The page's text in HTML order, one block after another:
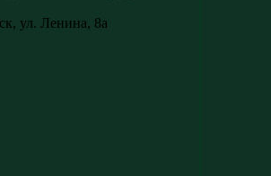
ул. Ленина, 8а